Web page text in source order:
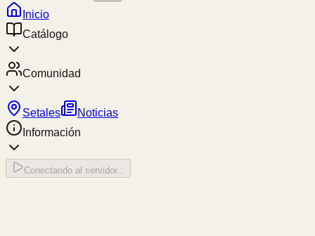
Inicio
Catálogo
Comunidad
Setales
Noticias
Información
Conectando al servidor...